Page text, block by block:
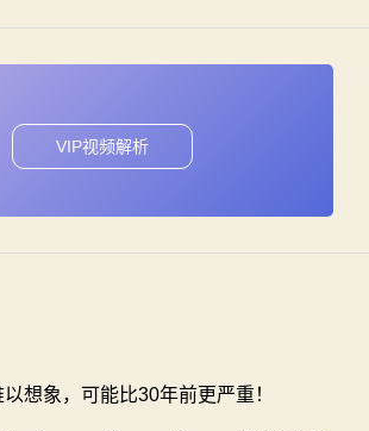
VIP视频解析
想象，可能比30年前更严重！